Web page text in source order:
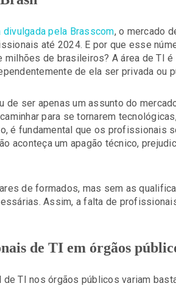
divulgada pela Brasscom, o mercado
até 2024. E por que esse
milhões de brasileiros? A área de TI
de ela ser privada ou
ser apenas um assunto do
para se tornarem
é fundamental que os profissionais
aconteça um apagão técnico,
de formados, mas sem as
Assim, a falta de
de TI em órgãos
TI nos órgãos públicos variam